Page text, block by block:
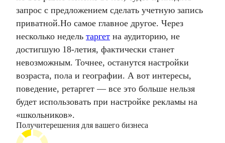
запрос с предложением сделать учетную запись
приватной.Но самое главное другое. Через
несколько недель таргет на аудиторию, не
достигшую 18-летия, фактически станет
невозможным. Точнее, останутся настройки
возраста, пола и географии. А вот интересы,
поведение, ретаргет — все это больше нельзя
будет использовать при настройке рекламы на
«школьников».
Получитерешения для вашего бизнеса